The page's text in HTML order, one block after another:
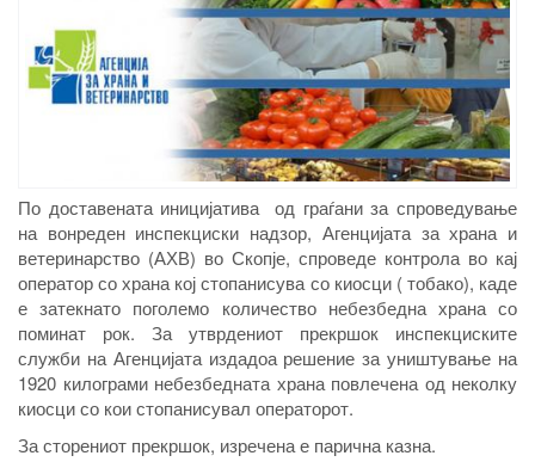
По доставената иницијатива од граѓани за спроведување
на вонреден инспекциски надзор, Агенцијата за храна и
ветеринарство (АХВ) во Скопје, спроведе контрола во кај
оператор со храна кој стопанисува со киосци ( тобако), каде
е затекнато поголемо количество небезбедна храна со
поминат рок. За утврдениот прекршок инспекциските
служби на Агенцијата издадоа решение за уништување на
1920 килограми небезбедната храна повлечена од неколку
киосци со кои стопанисувал операторот.
За сторениот прекршок, изречена е парична казна.